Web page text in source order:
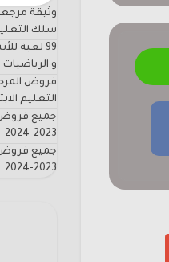
وثيقة
سلك التعليم
99 لعبة
و
فروض
التعليم الابتدائي
جميع فروض
2023-2024
جميع فروض
2023-2024